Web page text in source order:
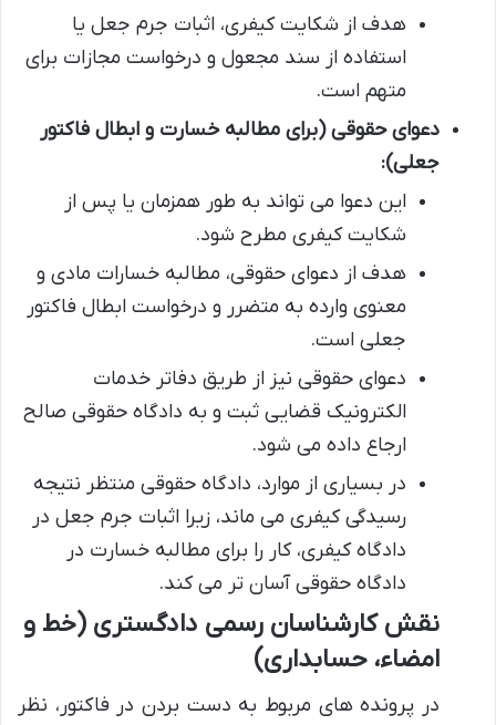
هدف از شکایت کیفری، اثبات جرم جعل یا
استفاده از سند مجعول و درخواست مجازات برای
متهم است.
دعوای حقوقی (برای مطالبه خسارت و ابطال فاکتور
جعلی):
این دعوا می تواند به طور همزمان یا پس از
شکایت کیفری مطرح شود.
هدف از دعوای حقوقی، مطالبه خسارات مادی و
معنوی وارده به متضرر و درخواست ابطال فاکتور
جعلی است.
دعوای حقوقی نیز از طریق دفاتر خدمات
الکترونیک قضایی ثبت و به دادگاه حقوقی صالح
ارجاع داده می شود.
در بسیاری از موارد، دادگاه حقوقی منتظر نتیجه
رسیدگی کیفری می ماند، زیرا اثبات جرم جعل در
دادگاه کیفری، کار را برای مطالبه خسارت در
دادگاه حقوقی آسان تر می کند.
نقش کارشناسان رسمی دادگستری (خط و
امضاء، حسابداری)
در پرونده های مربوط به دست بردن در فاکتور، نظر